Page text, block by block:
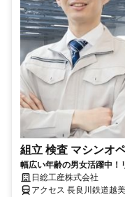
組立 検査 マシンオ
幅広い年齢の男女活躍中！
日総工産株式会社
アクセス 長良川鉄道越